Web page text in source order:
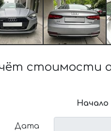
стоимости
Начало
Дата